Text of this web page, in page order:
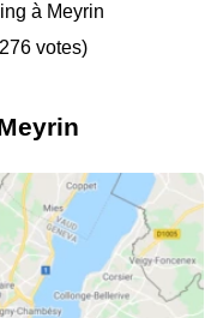
à Meyrin
votes)